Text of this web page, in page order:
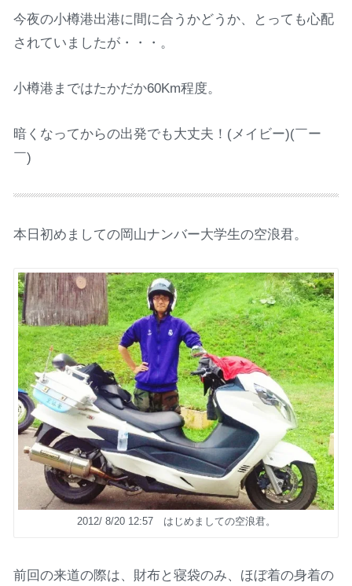
今夜の小樽港出港に間に合うかどうか、とっても心配
されていましたが・・・。
小樽港まではたかだか60Km程度。
暗くなってからの出発でも大丈夫！(メイビー)(￣ー
￣)
本日初めましての岡山ナンバー大学生の空浪君。
2012/ 8/20 12:57 はじめましての空浪君。
前回の来道の際は、財布と寝袋のみ、ほぼ着の身着の